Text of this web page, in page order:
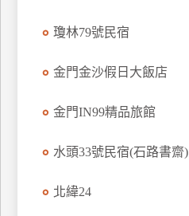
瓊林79號民宿
金門金沙假日大飯店
金門IN99精品旅館
水頭33號民宿(石路書齋)
北緯24